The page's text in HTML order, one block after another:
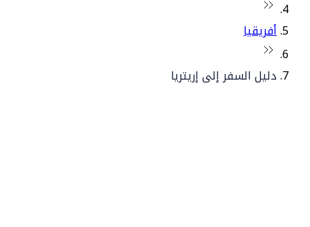
أفريقيا
دليل السفر إلى إريتريا